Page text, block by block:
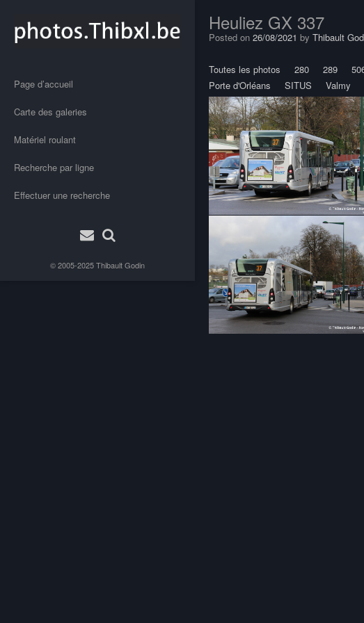
Page d’accueil
Carte des galeries
Matériel roulant
Recherche par ligne
Effectuer une recherche
© 2005-2025Thibault Godin
Heuliez GX 337
Posted on 26/08/2021 by Thibault
Toutes les photos 280 289
Porte d'Orléans
SITUS Valmy